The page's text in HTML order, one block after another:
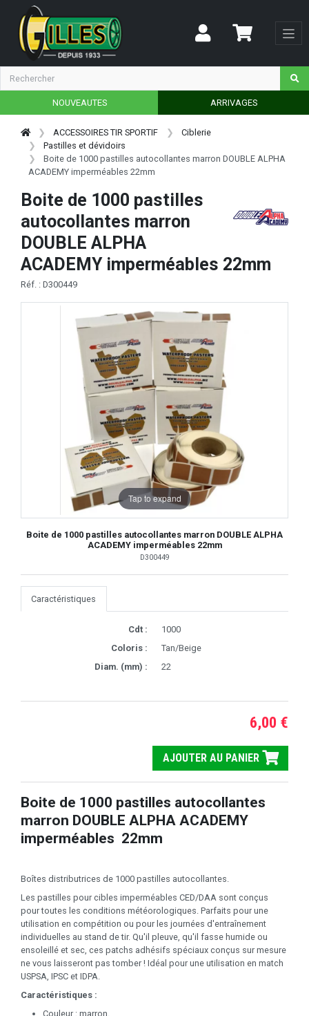
NOUVEAUTES ARRIVAGES
ACCESSOIRES TIR SPORTIF
Ciblerie
Pastilles et dévidoirs
Boite de 1000 pastilles autocollantes marron DOUBLE ALPHA
ACADEMY imperméables 22mm
Boite de 1000 pastilles
autocollantes marron
DOUBLE ALPHA
ACADEMY imperméables 22mm
Réf. : D300449
Tap to expand
Boite de 1000 pastilles autocollantes marron DOUBLE ALPHA
ACADEMY imperméables 22mm
D300449
Caractéristiques
Cdt :
1000
Coloris :
Tan/Beige
Diam. (mm) :
22
6,00 €
AJOUTER AU PANIER
Boite de 1000 pastilles autocollantes
marron DOUBLE ALPHA ACADEMY
imperméables 22mm
Boîtes distributrices de 1000 pastilles autocollantes.
Les pastilles pour cibles imperméables CED/DAA sont conçus
pour toutes les conditions météorologiques. Parfaits pour une
utilisation en compétition ou pour les journées d'entraînement
individuelles au stand de tir. Qu'il pleuve, qu'il fasse humide ou
ensoleillé et sec, ces patchs adhésifs spéciaux conçus sur mesure
ne vous laisseront pas tomber ! Idéal pour une utilisation en match
USPSA, IPSC et IDPA.
Caractéristiques :
Couleur : marron.